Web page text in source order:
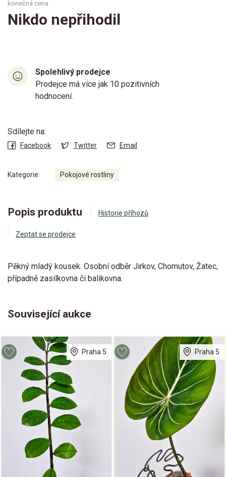
konečná cena
Nikdo nepřihodil
Spolehlivý prodejce
Prodejce má více jak 10 pozitivních
hodnocení.
Sdílejte na:
Facebook Twitter Email
Kategorie: Pokojové rostliny
Popis produktu Historie příhozů
Zeptat se prodejce
Pěkný mladý kousek. Osobní odběr Jirkov, Chomutov, Žatec,
případně zasilkovna či balikovna.
Související aukce
Praha 5 Praha 5